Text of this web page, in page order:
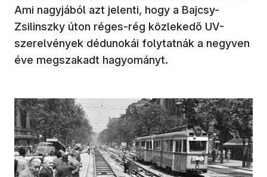
Ami nagyjából azt jelenti, hogy a Bajcsy-
Zsilinszky úton réges-rég közlekedő UV-
szerelvények dédunokái folytatnák a negyven
éve megszakadt hagyományt.